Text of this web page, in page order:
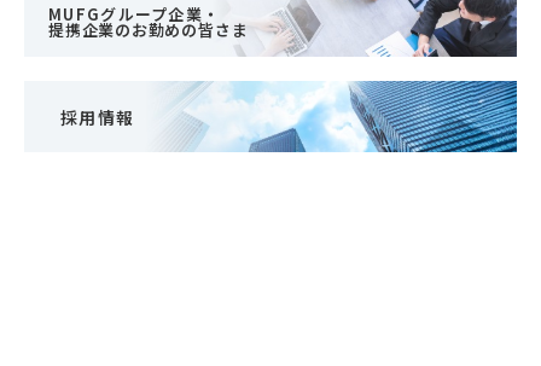
MUFGグループ企業・
提携企業のお勤めの皆さま
採用情報